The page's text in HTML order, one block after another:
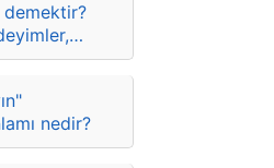
nedir?